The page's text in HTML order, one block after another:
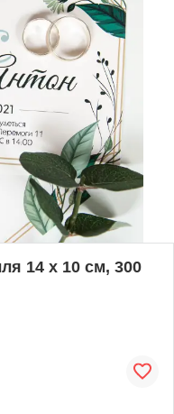
14 х 10 см, 300